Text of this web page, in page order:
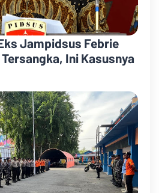
Jampidsus Febrie
Ini Kasusnya